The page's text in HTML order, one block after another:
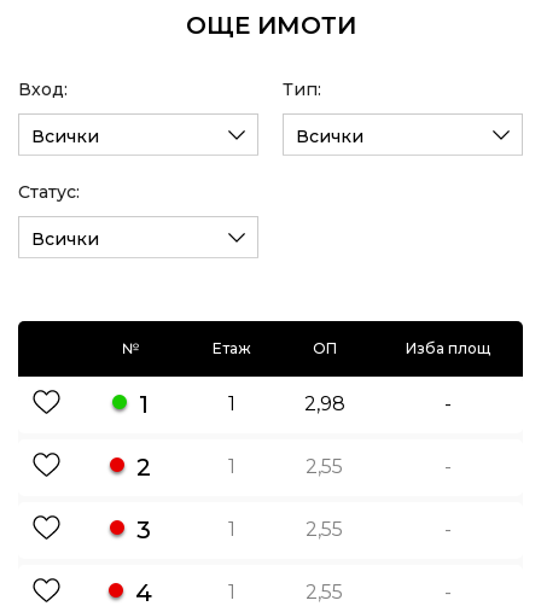
ОЩЕ ИМОТИ
Вход:
Всички
Тип:
Всички
Статус:
Всички
№ Етаж ОП Изба площ
1 1 2,98 -
2 1 2,55 -
3 1 2,55 -
4 1 2,55 -